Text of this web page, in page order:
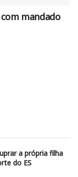
mandado
a própria filha
do ES